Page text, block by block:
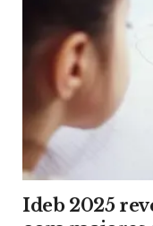
Ideb 2025